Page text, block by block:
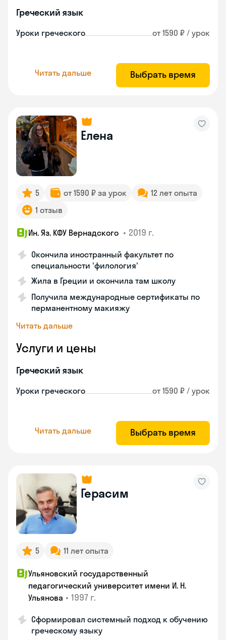
Греческий язык
Уроки греческого от 1590 ₽ / урок
Читать дальше Выбрать время
Елена
5 от 1590 ₽ за урок
12 лет опыта
1 отзыв
Ин. Яз. КФУ Вернадского • 2019 г.
Окончила иностранный факультет по
специальности 'филология'
Жила в Греции и окончила там школу
Получила международные сертификаты по
перманентному макияжу
Читать дальше
Услуги и цены
Греческий язык
Уроки греческого от 1590 ₽ / урок
Читать дальше Выбрать время
Герасим
5 11 лет опыта
Ульяновский государственный
педагогический университет имени И. Н.
Ульянова • 1997 г.
Сформировал системный подход к обучению
греческому языку